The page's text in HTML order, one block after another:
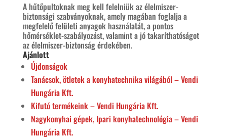
A hűtőpultoknak meg kell felelniük az élelmiszer-
biztonsági szabványoknak, amely magában foglalja a
megfelelő felületi anyagok használatát, a pontos
hőmérséklet-szabályozást, valamint a jó takaríthatóságot
az élelmiszer-biztonság érdekében.
Ajánlott
Újdonságok
Tanácsok, ötletek a konyhatechnika világából – Vendi
Hungária Kft.
Kifutó termékeink – Vendi Hungária Kft.
Nagykonyhai gépek, Ipari konyhatechnológia – Vendi
Hungária Kft.